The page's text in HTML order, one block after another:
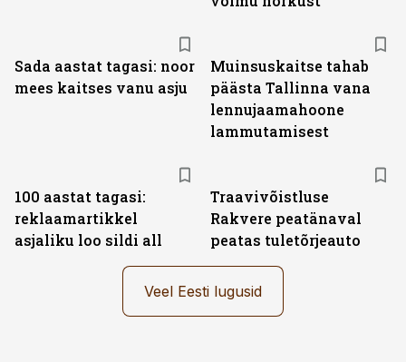
Sada aastat tagasi: noor
mees kaitses vanu asju
Muinsuskaitse tahab
päästa Tallinna vana
lennujaamahoone
lammutamisest
100 aastat tagasi:
reklaamartikkel
asjaliku loo sildi all
Traavivõistluse
Rakvere peatänaval
peatas tuletõrjeauto
Veel Eesti lugusid